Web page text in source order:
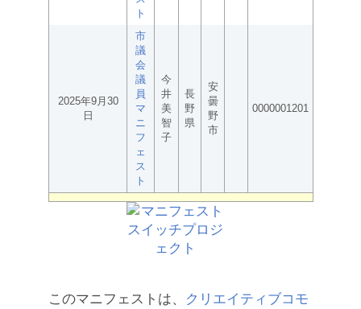
ト
2025年9月30
日
市
議
会
議
員
マ
ニ
フ
ェ
ス
ト
今
井
美
智
子
長
野
県
安
曇
野
市
0000001201
このマニフェストは、
クリエイティブコモ